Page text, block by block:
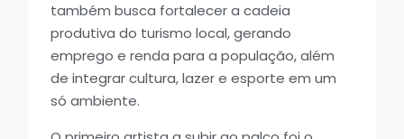
também busca fortalecer a cadeia
produtiva do turismo local, gerando
emprego e renda para a população, além
de integrar cultura, lazer e esporte em um
só ambiente.